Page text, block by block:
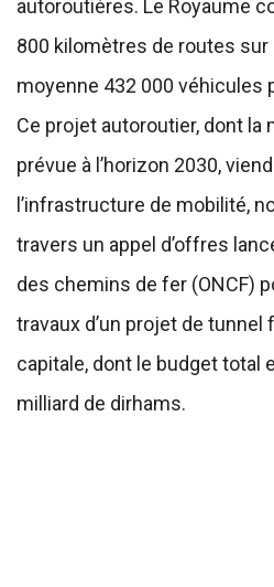
autoroutières. Le Royaume
800 kilomètres de routes
moyenne 432 000 véhicules
Ce projet autoroutier, dont la
prévue à l’horizon 2030,
l’infrastructure de mobilité,
travers un appel d’offres
des chemins de fer (ONCF)
travaux d’un projet de tunnel
capitale, dont le budget total
milliard de dirhams.